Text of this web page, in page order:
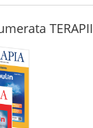
TERAPII